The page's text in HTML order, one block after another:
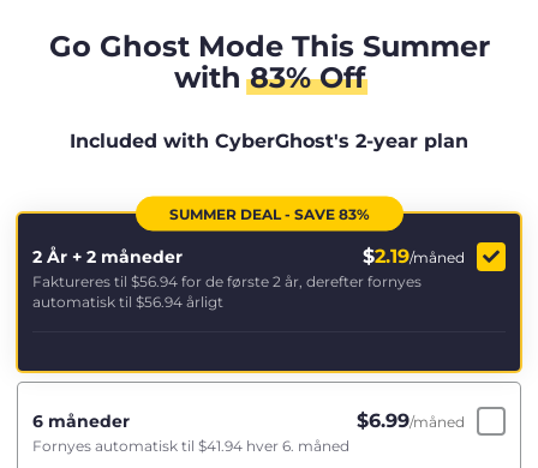
Go Ghost Mode This Summer
with83% Off
Included with CyberGhost's 2-year plan
SUMMER DEAL - SAVE 83%
2 År + 2 måneder $2.19/måned
Faktureres til $56.94 for de første 2 år, derefter fornyes
automatisk til $56.94 årligt
6 måneder $6.99/måned
Fornyes automatisk til $41.94 hver 6. måned